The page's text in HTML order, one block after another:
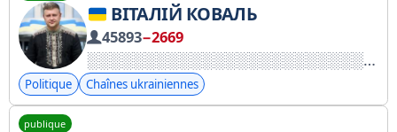
ВІТАЛІЙ КОВАЛЬ
45893−2669
Politique Chaînes ukrainiennes
publique